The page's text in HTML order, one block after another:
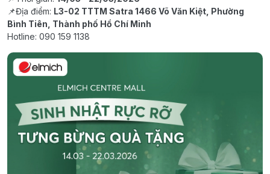
📌Địa điểm: L3-02 TTTM Satra 1466 Võ Văn Kiệt, Phường
Bình Tiên, Thành phố Hồ Chí Minh
Hotline: 090 159 1138